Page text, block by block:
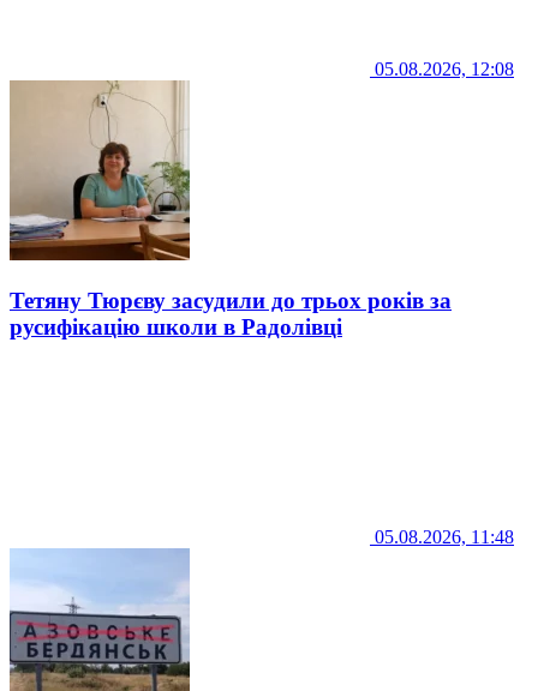
05.08.2026, 12:08
Тетяну Тюрєву засудили до трьох років за
русифікацію школи в Радолівці
05.08.2026, 11:48